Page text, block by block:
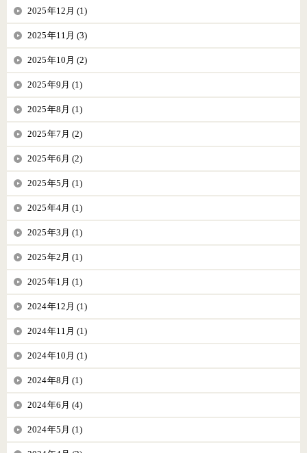
2025年12月 (1)
2025年11月 (3)
2025年10月 (2)
2025年9月 (1)
2025年8月 (1)
2025年7月 (2)
2025年6月 (2)
2025年5月 (1)
2025年4月 (1)
2025年3月 (1)
2025年2月 (1)
2025年1月 (1)
2024年12月 (1)
2024年11月 (1)
2024年10月 (1)
2024年8月 (1)
2024年6月 (4)
2024年5月 (1)